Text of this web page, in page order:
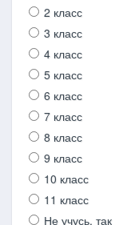
2 класс
3 класс
4 класс
5 класс
6 класс
7 класс
8 класс
9 класс
10 класс
11 класс
Не учусь,